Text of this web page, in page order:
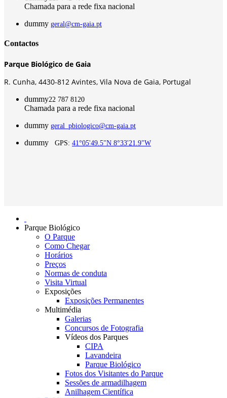
Chamada para a rede fixa nacional
dummy geral@cm-gaia.pt
Contactos
Parque Biológico de Gaia
R. Cunha, 4430-812 Avintes, Vila Nova de Gaia, Portugal
dummy22 787 8120
Chamada para a rede fixa nacional
dummy geral_pbiologico@cm-gaia.pt
dummy GPS: 41°05'49.5"N 8°33'21.9"W
Parque Biológico
O Parque
Como Chegar
Horários
Preços
Normas de conduta
Visita Virtual
Exposições
Exposições Permanentes
Multimédia
Galerias
Concursos de Fotografia
Vídeos dos Parques
CIPA
Lavandeira
Parque Biológico
Fotos dos Visitantes do Parque
Sessões de armadilhagem
Anilhagem Científica